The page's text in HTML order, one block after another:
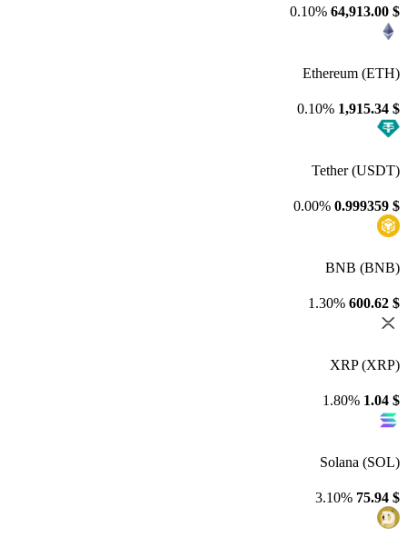
$
64,913.00
0.10%
Ethereum (ETH)
$
1,915.34
0.10%
Tether (USDT)
$
0.999359
0.00%
BNB (BNB)
$
600.62
1.30%
XRP (XRP)
$
1.04
1.80%
Solana (SOL)
$
75.94
3.10%